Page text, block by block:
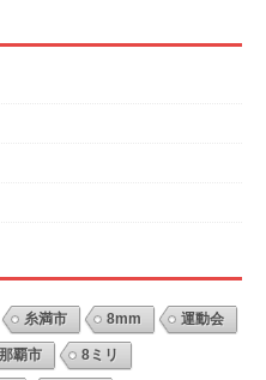
糸満市 8mm 運動会
那覇市 8ミリ